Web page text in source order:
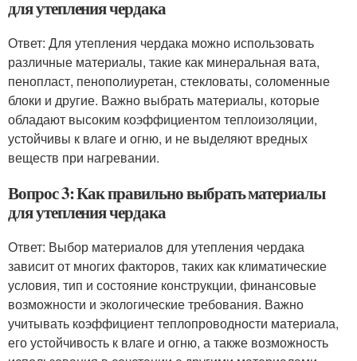
для утепления чердака
Ответ: Для утепления чердака можно использовать
различные материалы, такие как минеральная вата,
пенопласт, пенополиуретан, стекловаты, соломенные
блоки и другие. Важно выбрать материалы, которые
обладают высоким коэффициентом теплоизоляции,
устойчивы к влаге и огню, и не выделяют вредных
веществ при нагревании.
Вопрос 3: Как правильно выбрать материалы
для утепления чердака
Ответ: Выбор материалов для утепления чердака
зависит от многих факторов, таких как климатические
условия, тип и состояние конструкции, финансовые
возможности и экологические требования. Важно
учитывать коэффициент теплопроводности материала,
его устойчивость к влаге и огню, а также возможность